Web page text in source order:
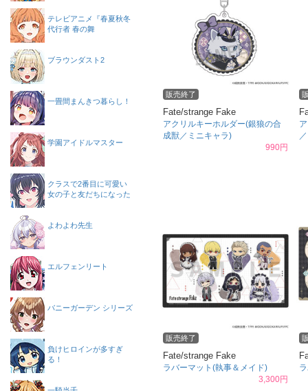
販売終了
Fate/strange Fake
アクリルキーホルダー(銀狼の合
成獣／ミニキャラ)
990円
販売終了
Fate/strange Fake
ラバーマット(執事＆メイド)
3,300円
テレビアニメ『春夏秋冬
代行者 春の舞
ブラウンダスト2
一畳間まんきつ暮らし！
学園アイドルマスター
クラスで2番目に可愛い
女の子と友だちになった
よわよわ先生
エルフェンリート
バニーガーデン シリーズ
負けヒロインが多すぎ
る！